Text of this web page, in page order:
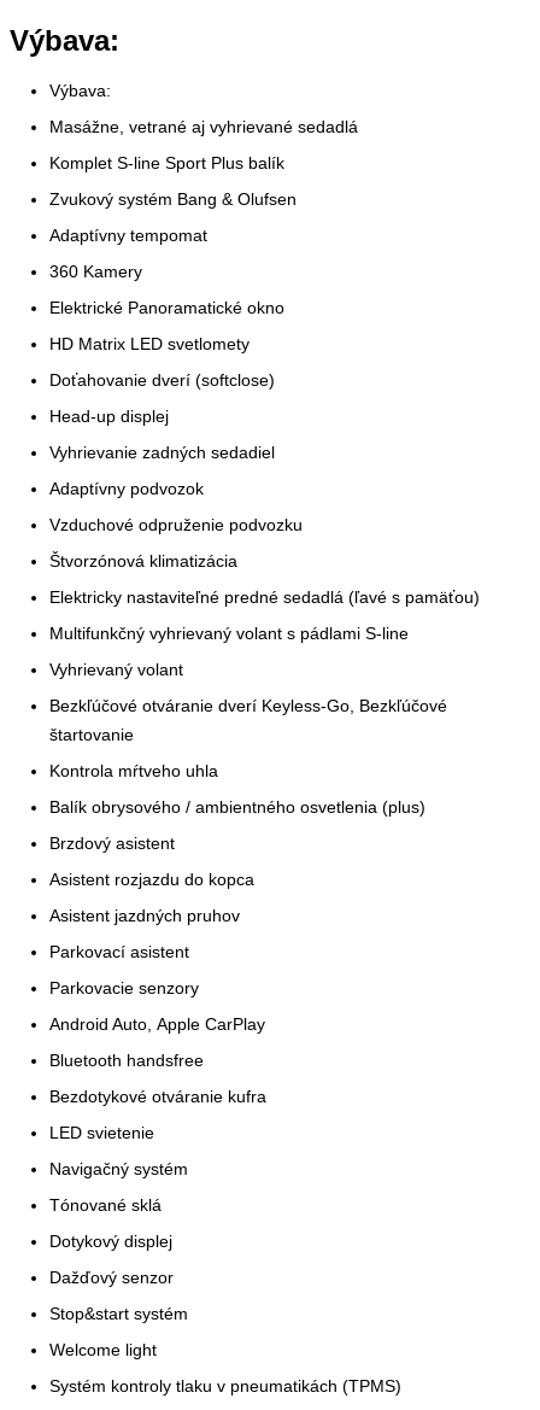
Výbava:
Výbava:
Masážne, vetrané aj vyhrievané sedadlá
Komplet S-line Sport Plus balík
Zvukový systém Bang & Olufsen
Adaptívny tempomat
360 Kamery
Elektrické Panoramatické okno
HD Matrix LED svetlomety
Doťahovanie dverí (softclose)
Head-up displej
Vyhrievanie zadných sedadiel
Adaptívny podvozok
Vzduchové odpruženie podvozku
Štvorzónová klimatizácia
Elektricky nastaviteľné predné sedadlá (ľavé s pamäťou)
Multifunkčný vyhrievaný volant s pádlami S-line
Vyhrievaný volant
Bezkľúčové otváranie dverí Keyless-Go, Bezkľúčové
štartovanie
Kontrola mŕtveho uhla
Balík obrysového / ambientného osvetlenia (plus)
Brzdový asistent
Asistent rozjazdu do kopca
Asistent jazdných pruhov
Parkovací asistent
Parkovacie senzory
Android Auto, Apple CarPlay
Bluetooth handsfree
Bezdotykové otváranie kufra
LED svietenie
Navigačný systém
Tónované sklá
Dotykový displej
Dažďový senzor
Stop&start systém
Welcome light
Systém kontroly tlaku v pneumatikách (TPMS)